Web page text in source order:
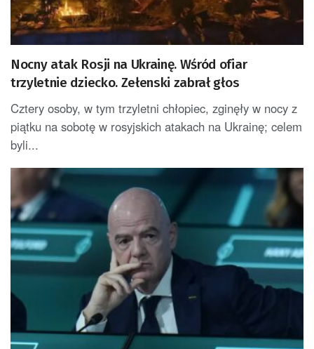
Nocny atak Rosji na Ukrainę. Wśród ofiar
trzyletnie dziecko. Zełenski zabrał głos
Cztery osoby, w tym trzyletni chłopiec, zginęły w nocy z
piątku na sobotę w rosyjskich atakach na Ukrainę; celem
byli...